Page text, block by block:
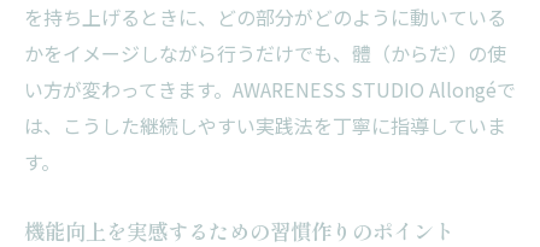
を持ち上げるときに、どの部分がどのように動いている
かをイメージしながら行うだけでも、體（からだ）の使
い方が変わってきます。AWARENESS STUDIO Allongéで
は、こうした継続しやすい実践法を丁寧に指導していま
す。
機能向上を実感するための習慣作りのポイント